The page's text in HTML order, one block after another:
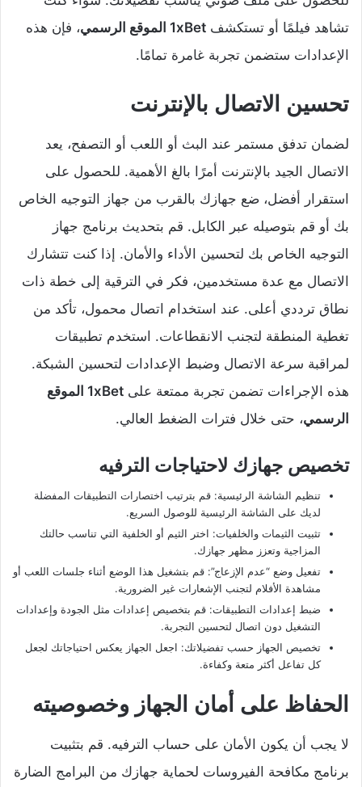
تشاهد فيلمًا أو تستكشف 1xBet الموقع الرسمي
، فإن هذه
الإعدادات ستضمن تجربة غامرة تمامًا.
تحسين الاتصال بالإنترنت
لضمان تدفق مستمر عند البث أو اللعب أو التصفح، يعد
الاتصال الجيد بالإنترنت أمرًا بالغ الأهمية. للحصول على
استقرار أفضل، ضع جهازك بالقرب من جهاز التوجيه الخاص
بك أو قم بتوصيله عبر الكابل. قم بتحديث برنامج جهاز
التوجيه الخاص بك لتحسين الأداء والأمان. إذا كنت تتشارك
الاتصال مع عدة مستخدمين، فكر في الترقية إلى خطة ذات
نطاق ترددي أعلى. عند استخدام اتصال محمول، تأكد من
تغطية المنطقة لتجنب الانقطاعات. استخدم تطبيقات
لمراقبة سرعة الاتصال وضبط الإعدادات لتحسين الشبكة.
هذه الإجراءات تضمن تجربة ممتعة على
1xBet الموقع
الرسمي، حتى خلال فترات الضغط العالي.
تخصيص جهازك لاحتياجات الترفيه
تنظيم الشاشة الرئيسية: قم بترتيب اختصارات التطبيقات المفضلة
لديك على الشاشة الرئيسية للوصول السريع.
تثبيت الثيمات والخلفيات: اختر الثيم أو الخلفية التي تناسب حالتك
المزاجية وتعزز مظهر جهازك.
تفعيل وضع “عدم الإزعاج”: قم بتشغيل هذا الوضع أثناء جلسات اللعب أو
مشاهدة الأفلام لتجنب الإشعارات غير الضرورية.
ضبط إعدادات التطبيقات: قم بتخصيص إعدادات مثل الجودة وإعدادات
التشغيل دون اتصال لتحسين التجربة.
تخصيص الجهاز حسب تفضيلاتك: اجعل الجهاز يعكس احتياجاتك لجعل
كل تفاعل أكثر متعة وكفاءة.
الحفاظ على أمان الجهاز وخصوصيته
لا يجب أن يكون الأمان على حساب الترفيه. قم بتثبيت
برنامج مكافحة الفيروسات لحماية جهازك من البرامج الضارة